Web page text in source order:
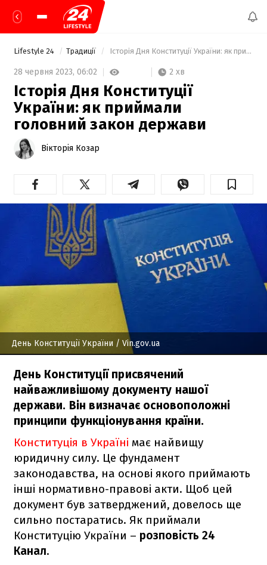
Lifestyle 24 Традиції Історія Дня Конституції України: як приймали головний закон держави
28 червня 2023, 06:02 2 хв
Історія Дня Конституції
України: як приймали
головний закон держави
Вікторія Козар
День Конституції України / Vin.gov.ua
День Конституції присвячений
найважливішому документу нашої
держави. Він визначає основоположні
принципи функціонування країни.
Конституція в Україні має найвищу
юридичну силу. Це фундамент
законодавства, на основі якого приймають
інші нормативно-правові акти. Щоб цей
документ був затверджений, довелось ще
сильно постаратись. Як приймали
Конституцію України – розповість 24
Канал.